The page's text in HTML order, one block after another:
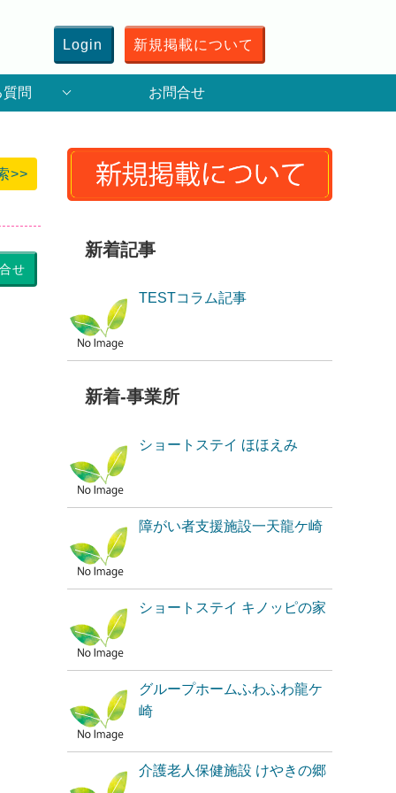
Login 新規掲載について
問 お問合せ
>>
せ
新着記事
TESTコラム記事
新着-事業所
ショートステイ ほほえみ
障がい者支援施設一天龍ケ崎
ショートステイ キノッピの家
グループホームふわふわ龍ケ
崎
介護老人保健施設 けやきの郷